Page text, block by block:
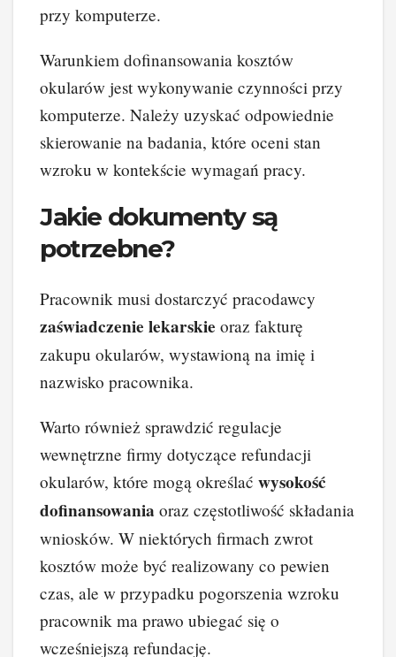
przy komputerze.
Warunkiem dofinansowania kosztów
okularów jest wykonywanie czynności przy
komputerze. Należy uzyskać odpowiednie
skierowanie na badania, które oceni stan
wzroku w kontekście wymagań pracy.
Jakie dokumenty są
potrzebne?
Pracownik musi dostarczyć pracodawcy
zaświadczenie lekarskie oraz fakturę
zakupu okularów, wystawioną na imię i
nazwisko pracownika.
Warto również sprawdzić regulacje
wewnętrzne firmy dotyczące refundacji
okularów, które mogą określać wysokość
dofinansowania oraz częstotliwość składania
wniosków. W niektórych firmach zwrot
kosztów może być realizowany co pewien
czas, ale w przypadku pogorszenia wzroku
pracownik ma prawo ubiegać się o
wcześniejszą refundację.